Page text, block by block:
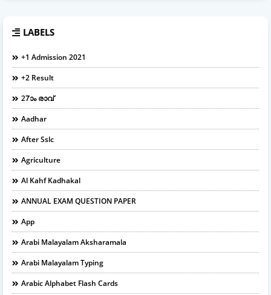
LABELS
+1 Admission 2021
+2 Result
27ാം രാവ്
Aadhar
After Sslc
Agriculture
Al Kahf Kadhakal
ANNUAL EXAM QUESTION PAPER
App
Arabi Malayalam Aksharamala
Arabi Malayalam Typing
Arabic Alphabet Flash Cards